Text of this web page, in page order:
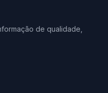
de qualidade,